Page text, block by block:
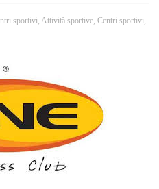
sportivi Attività sportive Centri sportivi